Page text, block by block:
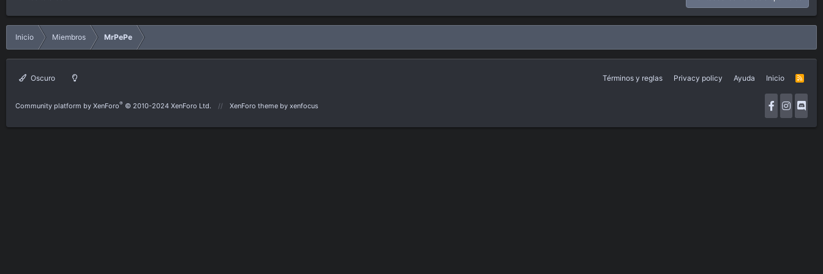
Inicio Miembros MrPePe
Oscuro Términos y reglas Privacy policy Ayuda Inicio
R
S
Community platform by XenForo® © 2010-2024 XenForo Ltd. XenForo theme by xenfocus